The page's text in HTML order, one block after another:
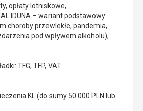
opłaty lotniskowe,
IDUNA – wariant podstawowy:
choroby przewlekłe, pandemia,
pod wpływem alkoholu),
TFG, TFP, VAT.
KL (do sumy 50 000 PLN lub